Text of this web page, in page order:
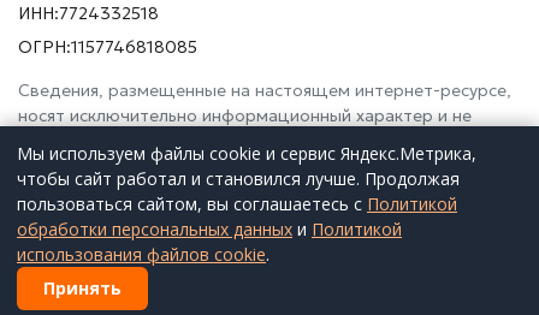
Назад Телефон
Заказать расчет Оставить заявку
ИНН:7724332518
ОГРН:1157746818085
Сведения, размещенные на настоящем интернет-ресурсе,
носят исключительно информационный характер и не
кодекса РФ). Просьба дополнительно уточнять указанные
данные по электронной почте или контактным телефонам.
Мы используем файлы cookie и сервис Яндекс.Метрика,
чтобы сайт работал и становился лучше. Продолжая
пользоваться сайтом, вы соглашаетесь с Политикой
обработки персональных данных и Политикой
использования файлов cookie.
Принять